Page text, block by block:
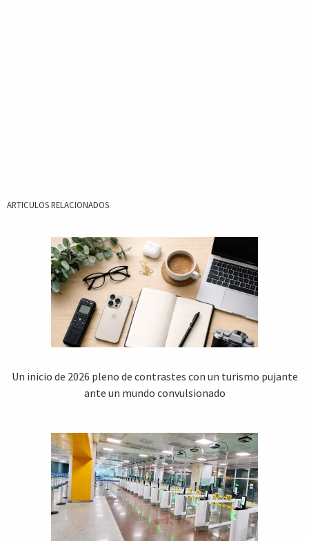
ARTICULOS RELACIONADOS
Un inicio de 2026 pleno de contrastes con un turismo pujante
ante un mundo convulsionado